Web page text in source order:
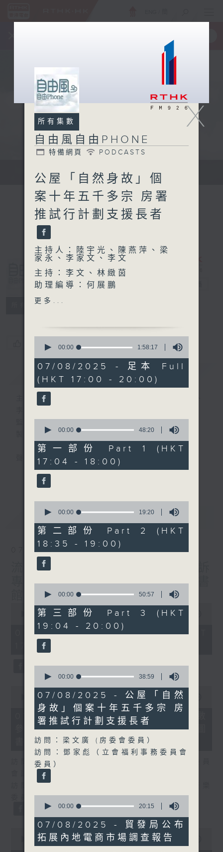
聲音更立體 意見更多元
所有集數
自由風自由
PHONE
您喜歡這個節目嗎?
簡介 GIST
主持人：陸宇光、陳燕萍、梁家永、李家文、
製作：香港電台公共事務組
聲音更立體 意見更多元
1872311 始終如一
Facebook專頁
最新 LATEST
07/08/2026
流動圖書館使用人數參差 申訴
專員主動調查康文署三項圖書
館服務
seconds
minutes,
seconds
00:00 47:42
07/08/2026 - 足本 Full (HKT
17:00 - 18:00)
seconds
minutes,
seconds
00:00 25:07
07/08/2026 - 流動圖書館使用人數
參差 申訴專員主動調查康文署三項圖
書館服務
訪問：何敬康（立法會民政及文化體育事務委員
會副主席）
委員會委員）
seconds
00:00 09:48
X
所有集數
自由風自由PHONE
特備網頁 PODCASTS
公屋「自然身故」個
案十年五千多宗 房署
推試行計劃支援長者
主持人：陸宇光、陳燕萍、梁
家永、李家文、李文
主持：李文、林緻茵
助理編導：何展鵬
高級編導：李以莊
更多...
seconds
1
hour,
58
minutes,
17
seconds
00:00 1:58:17
07/08/2025 - 足本 Full
(HKT 17:00 - 20:00)
seconds
48
minutes,
20
seconds
00:00 48:20
第一部份 Part 1 (HKT
17:04 - 18:00)
seconds
19
minutes,
20
seconds
00:00 19:20
第二部份 Part 2 (HKT
18:35 - 19:00)
seconds
50
minutes,
57
seconds
00:00 50:57
第三部份 Part 3 (HKT
19:04 - 20:00)
seconds
38
minutes,
59
seconds
00:00 38:59
07/08/2025 - 公屋「自然
身故」個案十年五千多宗 房
署推試行計劃支援長者
訪問：梁文廣 (房委會委員）
訪問：鄧家彪（立會福利事務委員會
委員）
seconds
20
minutes,
15
seconds
00:00 20:15
07/08/2025 - 貿發局公布
拓展內地電商市場調查報告